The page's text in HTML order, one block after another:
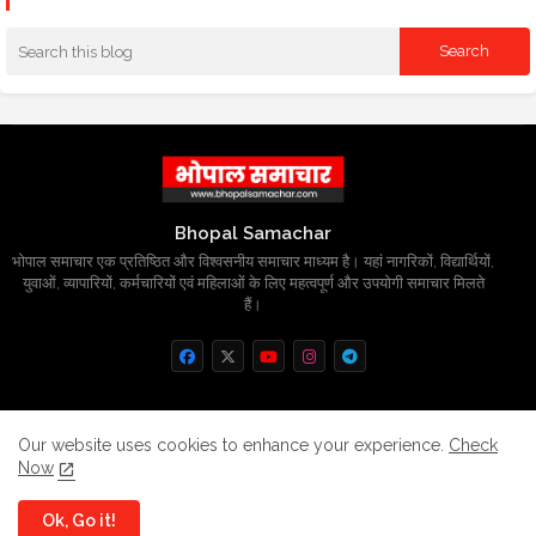
Bhopal Samachar
भोपाल समाचार एक प्रतिष्ठित और विश्वसनीय समाचार माध्यम है। यहां नागरिकों, विद्यार्थियों,
युवाओं, व्यापारियों, कर्मचारियों एवं महिलाओं के लिए महत्वपूर्ण और उपयोगी समाचार मिलते
हैं।
All Right Reserved Copyright
Home About Contact us
Privacy Policy
Our website uses cookies to enhance your experience. Check
Now
Ok, Go it!